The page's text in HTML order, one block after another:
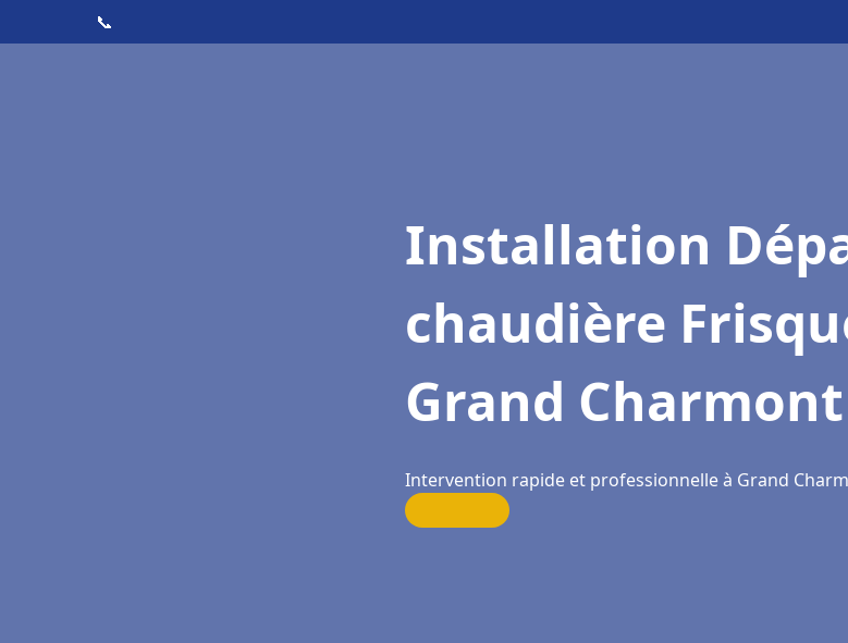
📞
Installation
chaudière
Grand Charmont
Intervention rapide et professionnelle à Grand